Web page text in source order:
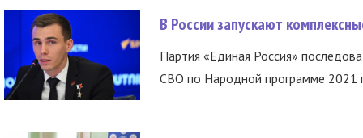
В России запускают
Партия «Единая Россия»
СВО по Народной программе 2021